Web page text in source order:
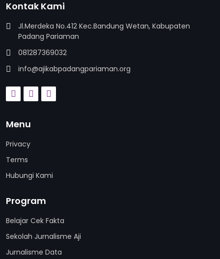
Kontak Kami
Jl.Merdeka No.412 Kec.Bandung Wetan, Kabupaten
Padang Pariaman
081287369032
info@ajikabpadangpariaman.org
Menu
Privacy
Terms
Hubungi Kami
Program
Belajar Cek Fakta
Sekolah Jurnalisme Aji
Jurnalisme Data